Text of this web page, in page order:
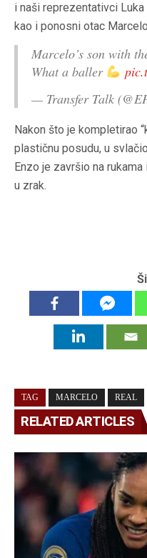
i naši reprezentativci
kao i ponosni otac
Marcelo’s son with
What a baller
— Transfer Talk
Nakon što je kompletirao
plastičnu posudu, u
Enzo je završio na
u zrak.
TAG MARCELO REAL
RELATED ARTICLES